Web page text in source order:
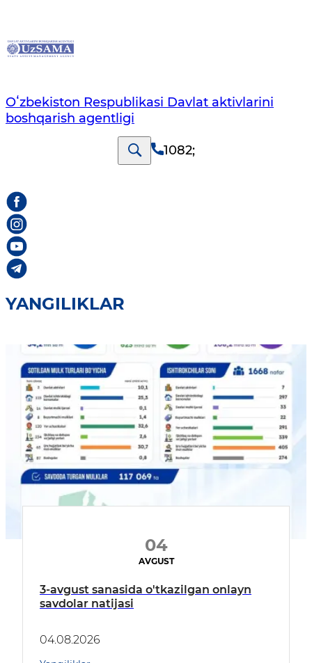
Oʻzbekiston Respublikasi Davlat aktivlarini
boshqarish agentligi
1082;
YANGILIKLAR
04
AVGUST
3-avgust sanasida o'tkazilgan onlayn
savdolar natijasi
04.08.2026